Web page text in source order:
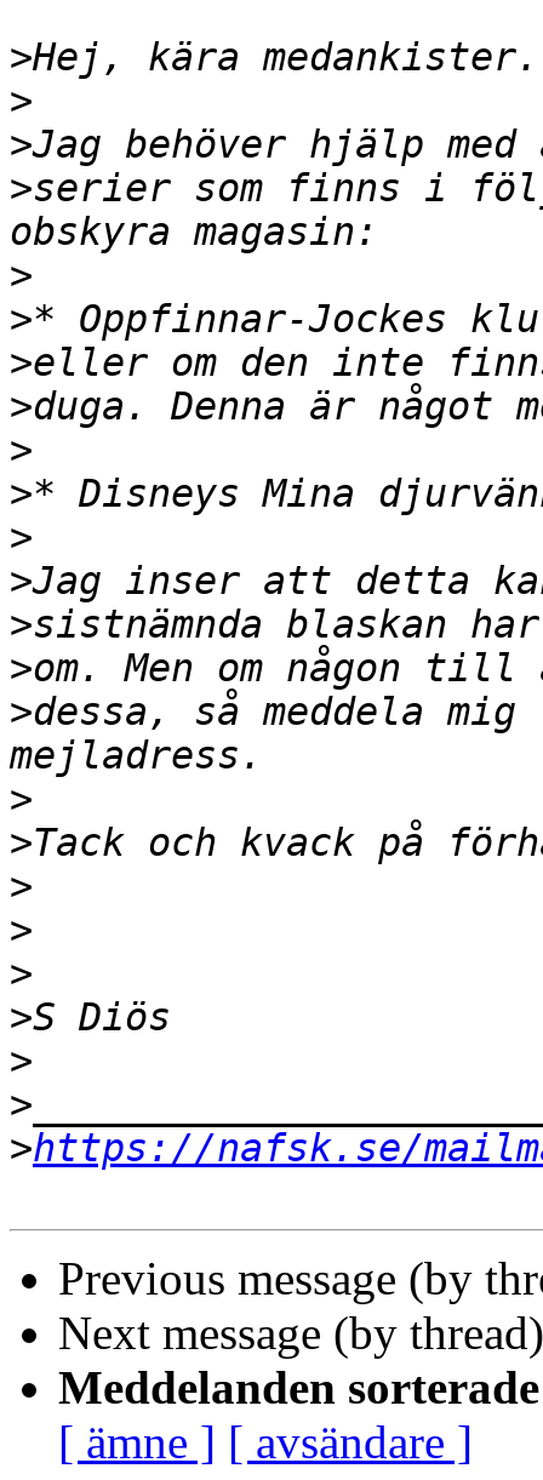
>
>
>
>serier som finns i
>
>
>
>
>
>
>
>
>
>
>dessa, så meddela
>
>
>
>
>
>
>
>
>https://nafsk.se/
Previous message (by
Next message (by
Meddelanden
[ ämne ] [ avsändare ]